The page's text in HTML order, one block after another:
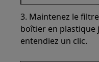
3. Maintenez le
boîtier en plastique
entendiez un clic.